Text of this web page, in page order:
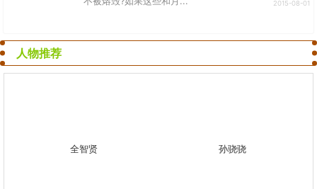
2015-08-01
人物推荐
全智贤 孙骁骁